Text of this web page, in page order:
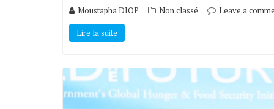
Moustapha DIOP Non classé Leave a
Lire la suite